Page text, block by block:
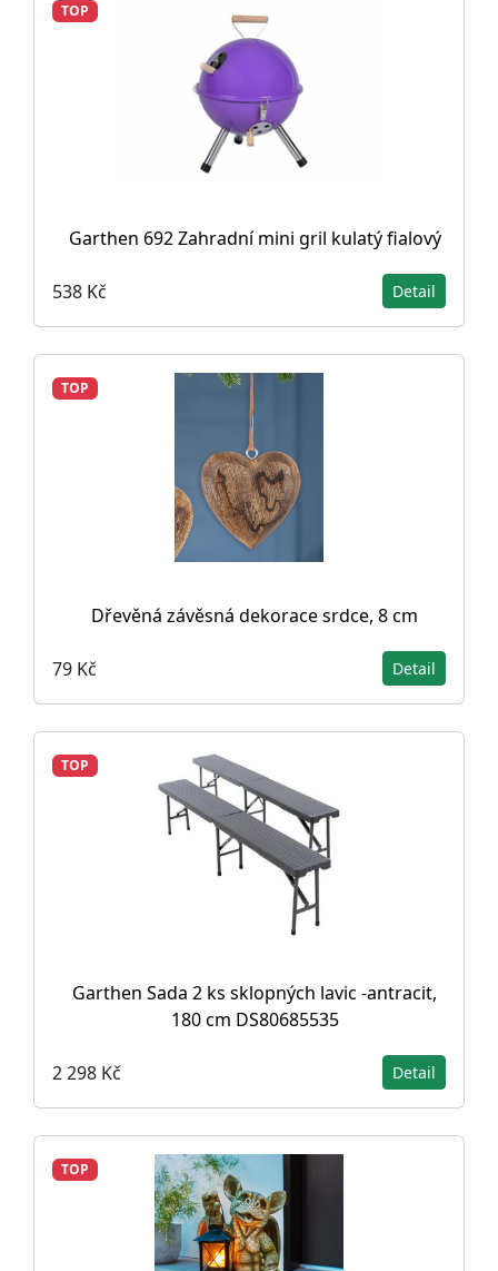
TOP
Garthen 692 Zahradní mini gril kulatý fialový
538 Kč Detail
TOP
Dřevěná závěsná dekorace srdce, 8 cm
79 Kč Detail
TOP
Garthen Sada 2 ks sklopných lavic -antracit,
180 cm DS80685535
2 298 Kč Detail
TOP